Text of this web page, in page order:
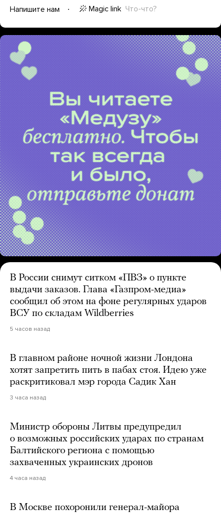
Напишите нам
Magic link Что-что?
В России снимут ситком «ПВЗ» о пункте
выдачи заказов. Глава «Газпром-медиа»
сообщил об этом на фоне регулярных ударов
ВСУ по складам Wildberries
5 часов назад
В главном районе ночной жизни Лондона
хотят запретить пить в пабах стоя. Идею уже
раскритиковал мэр города Садик Хан
3 часа назад
Министр обороны Литвы предупредил
о возможных российских ударах по странам
Балтийского региона с помощью
захваченных украинских дронов
4 часа назад
В Москве похоронили генерал-майора